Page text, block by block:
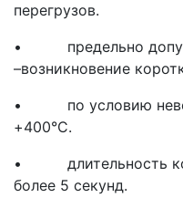
перегрузов.
• предельно
–возникновение
• по условию
+400°С.
• длительность
более 5 секунд.